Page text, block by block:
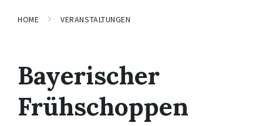
HOME VERANSTALTUNGEN
Bayerischer
Frühschoppen